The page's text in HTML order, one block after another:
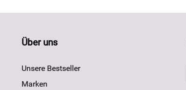
Über uns
Unsere Bestseller
Marken